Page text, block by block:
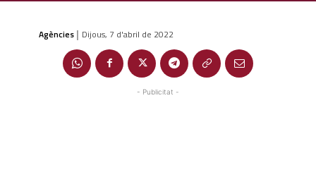
Agències | Dijous, 7 d'abril de 2022
- Publicitat -